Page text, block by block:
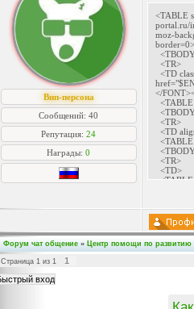
Вип-персона
Сообщений: 40
Репутация: 24
Награды: 0
<TABLE
portal.ru/
moz-
border=0>
<TR>
<TD
</
<TABLE
<TR>
<TD
<TABLE
<TR>
<TD>
<TABLE
<TD
<DIV
новости
medium
Форум чат общение » Центр помощи по развитию
Страница 1из 1
1